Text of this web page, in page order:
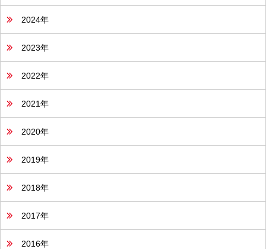
2024年
2023年
2022年
2021年
2020年
2019年
2018年
2017年
2016年